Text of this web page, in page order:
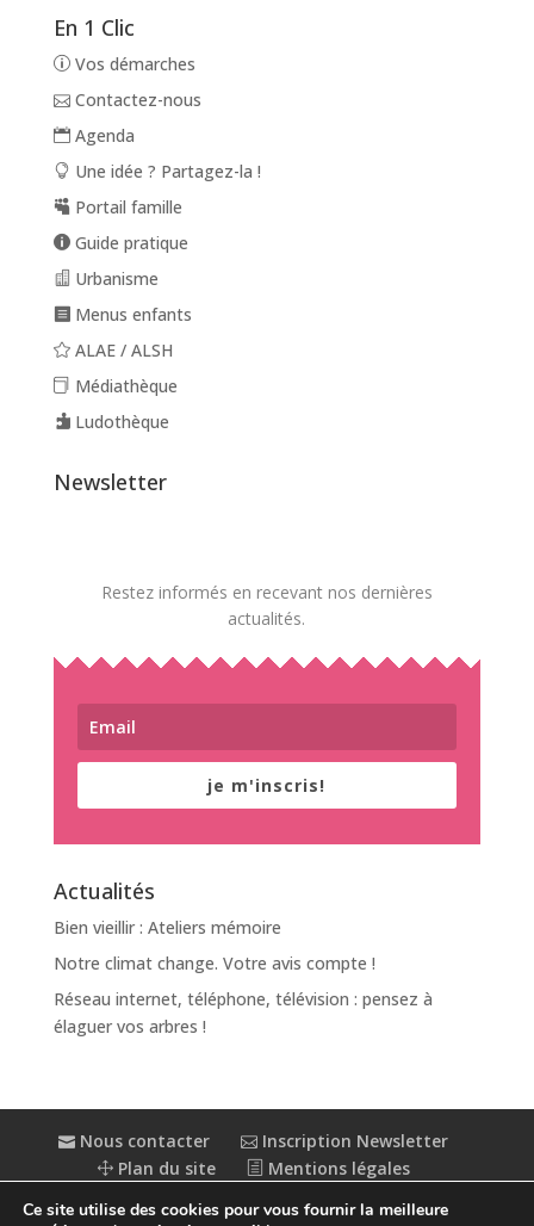
En 1 Clic
Vos démarches
Contactez-nous
Agenda
Une idée ? Partagez-la !
Portail famille
Guide pratique
Urbanisme
Menus enfants
ALAE / ALSH
Médiathèque
Ludothèque
Newsletter
Restez informés en recevant nos dernières
actualités.
je m'inscris!
Actualités
Bien vieillir : Ateliers mémoire
Notre climat change. Votre avis compte !
Réseau internet, téléphone, télévision : pensez à
élaguer vos arbres !
Nous contacter
Inscription Newsletter
Plan du site
Mentions légales
Ce site utilise des cookies pour vous fournir la meilleure